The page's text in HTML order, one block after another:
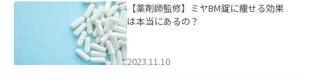
【薬剤師監修】ミヤBM錠に痩せる効果
は本当にあるの？
2023.11.10